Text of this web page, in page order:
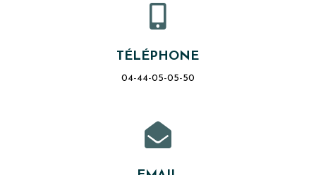

TÉLÉPHONE
04-44-05-05-50
